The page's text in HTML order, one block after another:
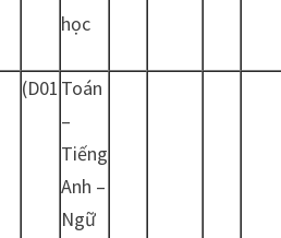
học
(D01 Toán
–
Tiếng
Anh –
Ngữ